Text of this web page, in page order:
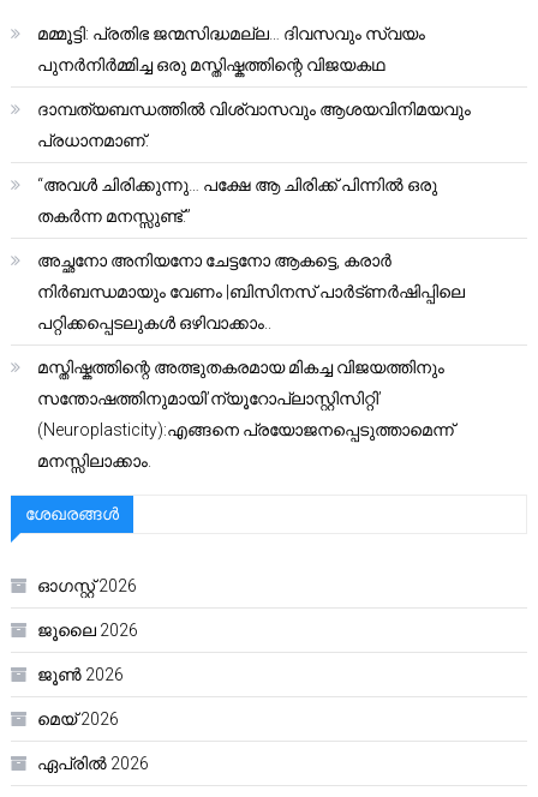
മമ്മൂട്ടി: പ്രതിഭ ജന്മസിദ്ധമല്ല… ദിവസവും സ്വയം
പുനർനിർമ്മിച്ച ഒരു മസ്തിഷ്കത്തിന്റെ വിജയകഥ
ദാമ്പത്യബന്ധത്തിൽ വിശ്വാസവും ആശയവിനിമയവും
പ്രധാനമാണ്.
“അവൾ ചിരിക്കുന്നു… പക്ഷേ ആ ചിരിക്ക് പിന്നിൽ ഒരു
തകർന്ന മനസ്സുണ്ട്.”
അച്ഛനോ അനിയനോ ചേട്ടനോ ആകട്ടെ, കരാർ
നിർബന്ധമായും വേണം |ബിസിനസ് പാർട്ണർഷിപ്പിലെ
പറ്റിക്കപ്പെടലുകൾ ഒഴിവാക്കാം..
മസ്തിഷ്കത്തിന്റെ അത്ഭുതകരമായ മികച്ച വിജയത്തിനും
സന്തോഷത്തിനുമായി’ന്യൂറോപ്ലാസ്റ്റിസിറ്റി’
(Neuroplasticity):എങ്ങനെ പ്രയോജനപ്പെടുത്താമെന്ന്
മനസ്സിലാക്കാം.
ശേഖരങ്ങൾ
ഓഗസ്റ്റ്‌ 2026
ജൂലൈ 2026
ജൂൺ 2026
മെയ്‌ 2026
ഏപ്രിൽ 2026